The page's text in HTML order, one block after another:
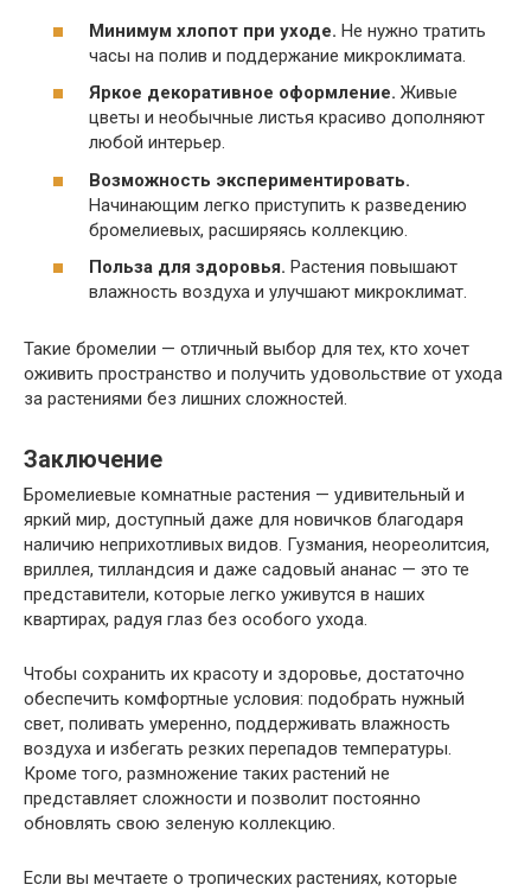
Минимум хлопот при уходе. Не нужно тратить
часы на полив и поддержание микроклимата.
Яркое декоративное оформление. Живые
цветы и необычные листья красиво дополняют
любой интерьер.
Возможность экспериментировать.
Начинающим легко приступить к разведению
бромелиевых, расширяясь коллекцию.
Польза для здоровья. Растения повышают
влажность воздуха и улучшают микроклимат.
Такие бромелии — отличный выбор для тех, кто хочет
оживить пространство и получить удовольствие от ухода
за растениями без лишних сложностей.
Заключение
Бромелиевые комнатные растения — удивительный и
яркий мир, доступный даже для новичков благодаря
наличию неприхотливых видов. Гузмания, неореолитсия,
вриллея, тилландсия и даже садовый ананас — это те
представители, которые легко уживутся в наших
квартирах, радуя глаз без особого ухода.
Чтобы сохранить их красоту и здоровье, достаточно
обеспечить комфортные условия: подобрать нужный
свет, поливать умеренно, поддерживать влажность
воздуха и избегать резких перепадов температуры.
Кроме того, размножение таких растений не
представляет сложности и позволит постоянно
обновлять свою зеленую коллекцию.
Если вы мечтаете о тропических растениях, которые